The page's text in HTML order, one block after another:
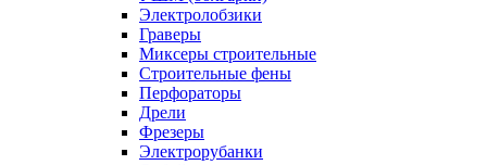
Электролобзики
Граверы
Миксеры строительные
Строительные фены
Перфораторы
Дрели
Фрезеры
Электрорубанки